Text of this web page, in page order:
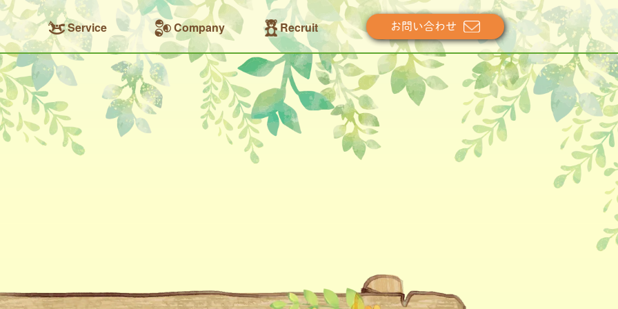
Service Company Recruit お問い合わせ